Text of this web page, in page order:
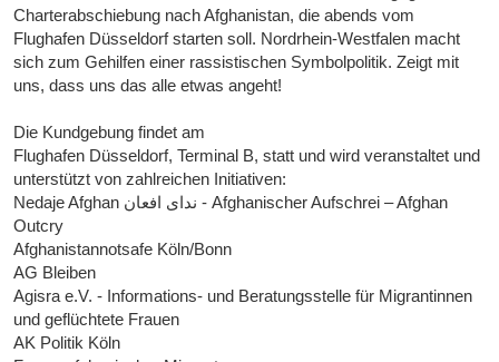
Charterabschiebung nach Afghanistan, die abends vom
Flughafen Düsseldorf starten soll. Nordrhein-Westfalen macht
sich zum Gehilfen einer rassistischen Symbolpolitik. Zeigt mit
uns, dass uns das alle etwas angeht!
Die Kundgebung findet am
Flughafen Düsseldorf, Terminal B, statt und wird veranstaltet und
unterstützt von zahlreichen Initiativen:
Nedaje Afghan ندای افعان - Afghanischer Aufschrei – Afghan
Outcry
Afghanistannotsafe Köln/Bonn
AG Bleiben
Agisra e.V. - Informations- und Beratungsstelle für Migrantinnen
und geflüchtete Frauen
AK Politik Köln